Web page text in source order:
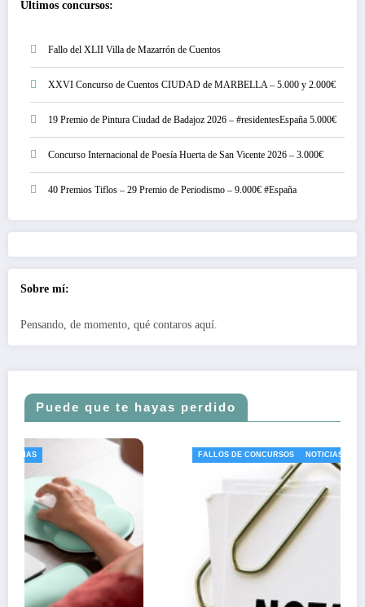
Últimos concursos:
Fallo del XLII Villa de Mazarrón de Cuentos
XXVI Concurso de Cuentos CIUDAD de MARBELLA – 5.000 y 2.000€
19 Premio de Pintura Ciudad de Badajoz 2026 – #residentesEspaña 5.000€
Concurso Internacional de Poesía Huerta de San Vicente 2026 – 3.000€
40 Premios Tiflos – 29 Premio de Periodismo – 9.000€ #España
Sobre mí:
Pensando, de momento, qué contaros aquí.
Puede que te hayas perdido
NOTICIAS